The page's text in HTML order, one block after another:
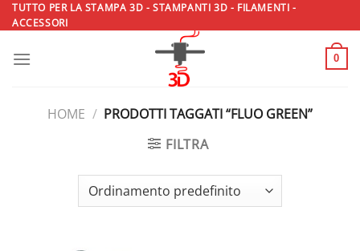
Salta
ai
TUTTO PER LA STAMPA 3D - STAMPANTI 3D - FILAMENTI -
ACCESSORI
0
HOME / PRODOTTI TAGGATI “FLUO GREEN”
FILTRA